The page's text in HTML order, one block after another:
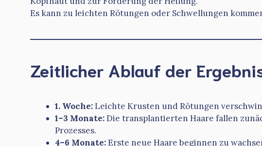
Es kann zu leichten Rötungen oder Schwellungen
Zeitlicher Ablauf der
1. Woche:Leichte Krusten und Rötungen
1–3 Monate:Die transplantierten Haare fallen
Prozesses.
4–6 Monate:Erste neue Haare beginnen zu